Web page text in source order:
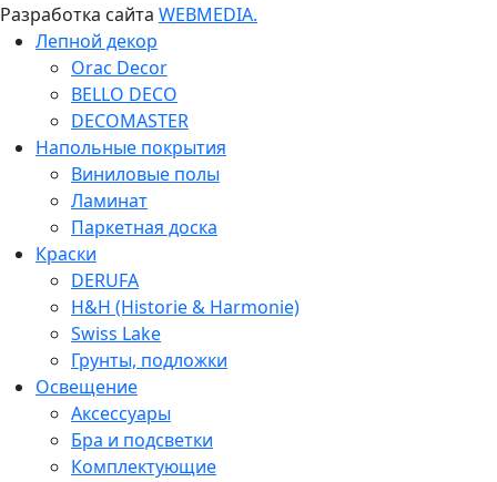
Разработка сайта WEBMEDIA.
Лепной декор
Orac Decor
BELLO DECO
DECOMASTER
Напольные покрытия
Виниловые полы
Ламинат
Паркетная доска
Краски
DERUFA
H&H (Historie & Harmonie)
Swiss Lake
Грунты, подложки
Освещение
Аксессуары
Бра и подсветки
Комплектующие